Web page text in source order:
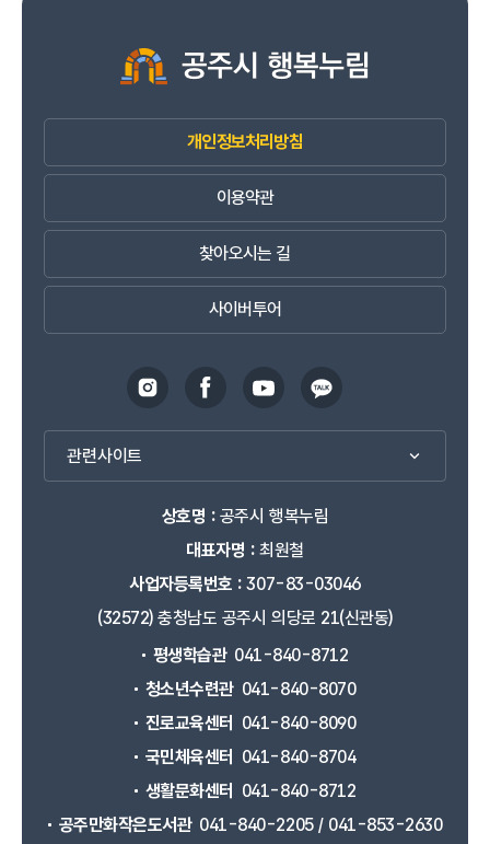
개인정보처리방침
이용약관
찾아오시는 길
사이버투어
관련사이트
상호명 :공주시 행복누림
대표자명 :최원철
사업자등록번호 :307-83-03046
(32572) 충청남도 공주시 의당로 21(신관동)
평생학습관 041-840-8712
청소년수련관 041-840-8070
진로교육센터
041-840-8090
국민체육센터
041-840-8704
생활문화센터
041-840-8712
공주만화작은도서관 041-840-2205 / 041-853-2630